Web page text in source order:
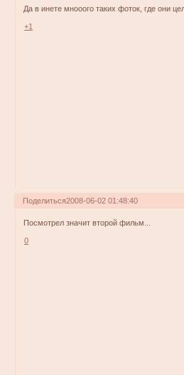
Да в инете мнооого таких фоток, где они
+1
Поделиться2008-06-02 01:48:40
Посмотрел значит второй фильм...
0